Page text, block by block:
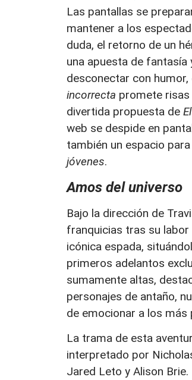
Las pantallas se
mantener a los
duda, el retorno de un
una apuesta de fantasía
desconectar con
incorrecta promete
divertida propuesta de
web se despide en
también un espacio
jóvenes.
Amos del universo
Bajo la dirección de
franquicias tras su labor
icónica espada,
primeros adelantos
sumamente altas,
personajes de antaño,
de emocionar a los más
La trama de esta
interpretado por
Jared Leto y Alison